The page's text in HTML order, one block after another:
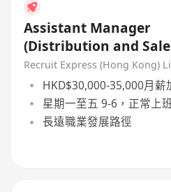
Assistant Manager
(Distribution and
Governance)
Recruit Express (Hong Kong)
HKD$30,000-35,000月薪
星期一至五 9-6，正常上
長遠職業發展路徑